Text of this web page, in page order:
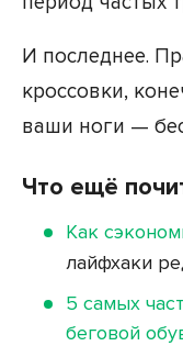
И последнее.
кроссовки,
ваши ноги —
Что ещё
Как
лайфхаки
5 самых
беговой